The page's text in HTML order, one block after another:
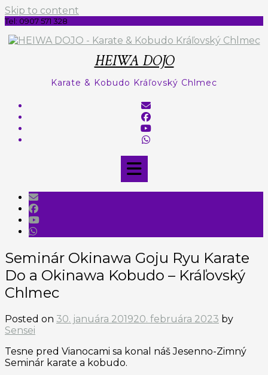
Skip to content
Tel: 0907 571 328
HEIWA DOJO
Karate & Kobudo Kráľovský Chlmec
Seminár Okinawa Goju Ryu Karate
Do a Okinawa Kobudo – Kráľovský
Chlmec
Posted on 30. januára 201920. februára 2023 by
Sensei
Tesne pred Vianocami sa konal náš Jesenno-Zimný
Seminár karate a kobudo.